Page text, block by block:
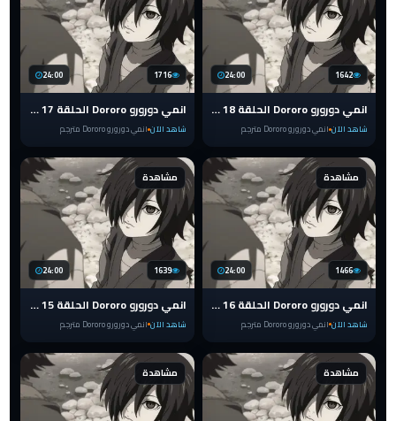
24:00 1642
انمي دورورو Dororo الحلقة 18 مترجم
شاهد الآن انمي دورورو Dororo مترجم
24:00 1716
انمي دورورو Dororo الحلقة 17 مترجم
شاهد الآن انمي دورورو Dororo مترجم
مشاهدة
24:00 1466
انمي دورورو Dororo الحلقة 16 مترجم
شاهد الآن انمي دورورو Dororo مترجم
مشاهدة
24:00 1639
انمي دورورو Dororo الحلقة 15 مترجم
شاهد الآن انمي دورورو Dororo مترجم
مشاهدة مشاهدة